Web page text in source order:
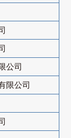
公司
限公司